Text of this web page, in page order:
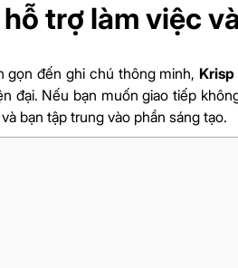
trợ làm việc
gọn đến ghi chú thông minh,Krisp
đại. Nếu bạn muốn giao tiếp
bạn tập trung vào phần sáng tạo.